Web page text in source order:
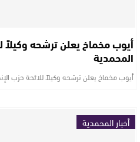
أيوب مخماخ يعلن ترشحه وكيلاً
المحمدية
أيوب مخماخ يعلن ترشحه وكيلاً للائحة حزب
أخبار المحمدية